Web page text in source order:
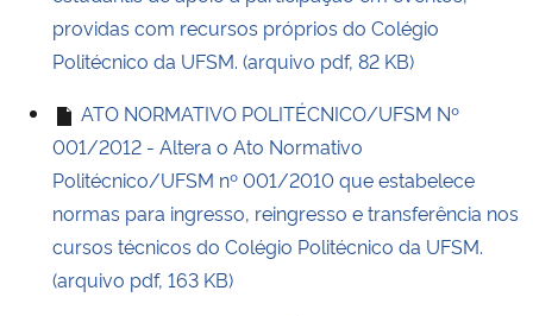
providas com recursos próprios do Colégio
Politécnico da UFSM. (arquivo pdf, 82 KB)
ATO NORMATIVO POLITÉCNICO/UFSM Nº
001/2012 - Altera o Ato Normativo
Politécnico/UFSM nº 001/2010 que estabelece
normas para ingresso, reingresso e transferência nos
cursos técnicos do Colégio Politécnico da UFSM.
(arquivo pdf, 163 KB)